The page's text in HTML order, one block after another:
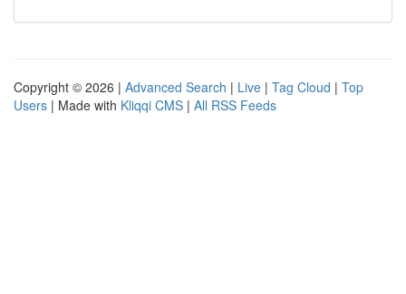
Copyright © 2026 | Advanced Search | Live | Tag Cloud | Top
Users | Made with Kliqqi CMS | All RSS Feeds